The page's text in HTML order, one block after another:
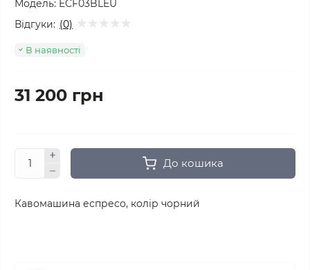
Модель: ECF03BLEU
Відгуки: (0)
В наявності
31 200 грн
До кошика
Кавомашина еспресо, колір чорний